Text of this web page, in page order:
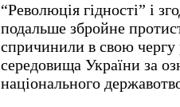
“Революція гідності” і
подальше збройне
спричинили в свою чергу
середовища України за
національного